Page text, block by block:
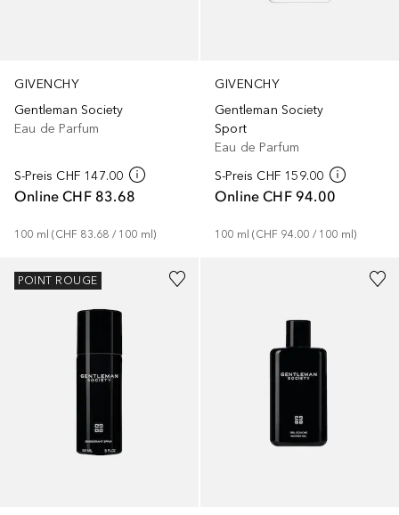
GIVENCHY
Gentleman Society
Eau de Parfum
S-Preis CHF 147.00
Online CHF 83.68
100 ml (CHF 83.68 / 100 ml)
GIVENCHY
Gentleman Society
Sport
Eau de Parfum
S-Preis CHF 159.00
Online CHF 94.00
100 ml (CHF 94.00 / 100 ml)
POINT ROUGE